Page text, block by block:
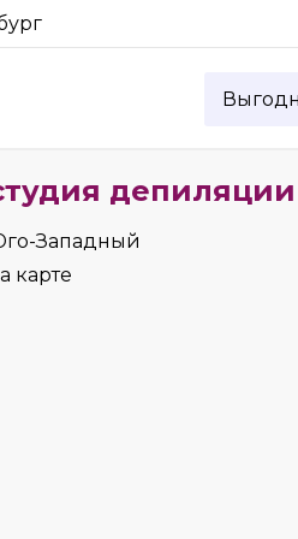
депиляции
Западный
карте